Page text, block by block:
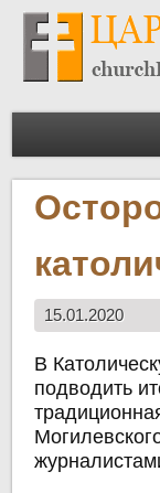
15.01.2020
В
подводить